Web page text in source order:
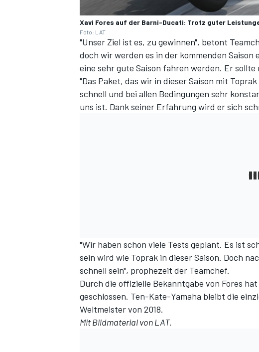
Xavi Fores auf der Barni-Ducati: Trotz guter
Foto: LAT
"Unser Ziel ist es, zu gewinnen", betont
doch wir werden es in der kommenden
eine sehr gute Saison fahren werden. Er
"Das Paket, das wir in dieser Saison mit
schnell und bei allen Bedingungen sehr
uns ist. Dank seiner Erfahrung wird er sich
"Wir haben schon viele Tests geplant. Es ist
sein wird wie Toprak in dieser Saison. Doch
schnell sein", prophezeit der Teamchef.
Durch die offizielle Bekanntgabe von Fores
geschlossen. Ten-Kate-Yamaha bleibt die
Weltmeister von 2018.
Mit Bildmaterial von LAT.